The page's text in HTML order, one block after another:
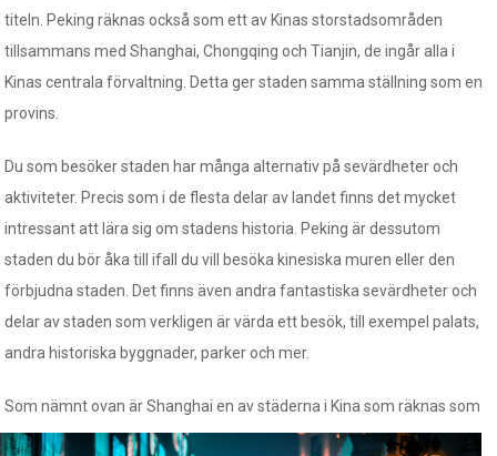
titeln. Peking räknas också som ett av Kinas storstadsområden
tillsammans med Shanghai, Chongqing och Tianjin, de ingår alla i
Kinas centrala förvaltning. Detta ger staden samma ställning som en
provins.
Du som besöker staden har många alternativ på sevärdheter och
aktiviteter. Precis som i de flesta delar av landet finns det mycket
intressant att lära sig om stadens historia. Peking är dessutom
staden du bör åka till ifall du vill besöka kinesiska muren eller den
förbjudna staden. Det finns även andra fantastiska sevärdheter och
delar av staden som verkligen är värda ett besök, till exempel palats,
andra historiska byggnader, parker och mer.
Som nämnt ovan är Shanghai en av städerna i Kina som räknas som